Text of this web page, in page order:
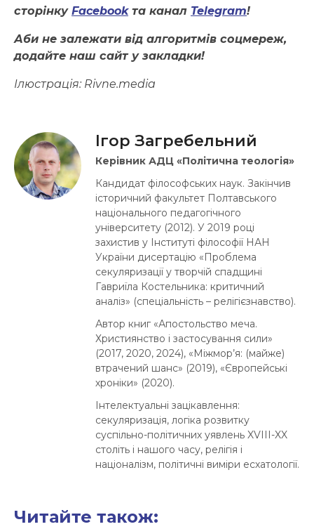
сторінку Facebookта канал Telegram!
Аби не залежати від алгоритмів соцмереж,
додайте наш сайт у закладки!
Ілюстрація: Rivne.media
Ігор Загребельний
Керівник АДЦ «Політична теологія»
Кандидат філософських наук. Закінчив
історичний факультет Полтавського
національного педагогічного
університету (2012). У 2019 році
захистив у Інституті філософії НАН
України дисертацію «Проблема
секуляризації у творчій спадщині
Гавриїла Костельника: критичний
аналіз» (спеціальність – релігієзнавство).
Автор книг «Апостольство меча.
Християнство і застосування сили»
(2017, 2020, 2024), «Міжмор’я: (майже)
втрачений шанс» (2019), «Європейські
хроніки» (2020).
Інтелектуальні зацікавлення:
секуляризація, логіка розвитку
суспільно-політичних уявлень XVIII-XX
століть і нашого часу, релігія і
націоналізм, політичні виміри есхатології.
Читайте також: